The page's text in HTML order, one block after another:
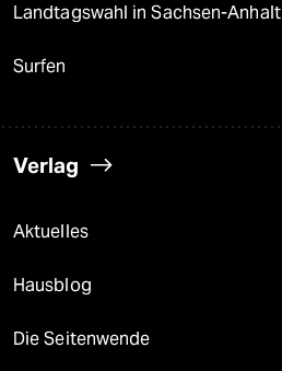
Landtagswahl in Sachsen-Anhalt
Surfen
Verlag
Aktuelles
Hausblog
Die Seitenwende